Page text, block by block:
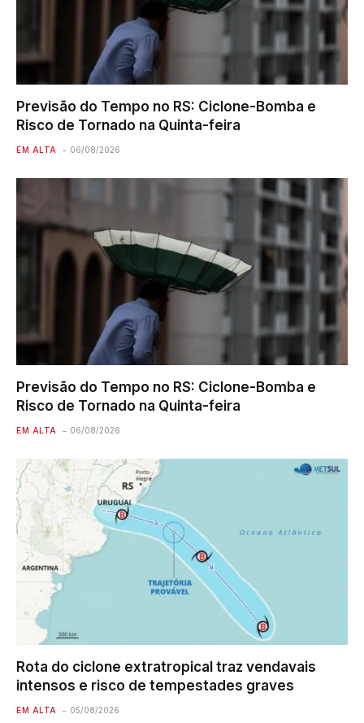
Previsão do Tempo no RS: Ciclone-Bomba e
Risco de Tornado na Quinta-feira
EM ALTA 06/08/2026
Previsão do Tempo no RS: Ciclone-Bomba e
Risco de Tornado na Quinta-feira
EM ALTA 06/08/2026
Rota do ciclone extratropical traz vendavais
intensos e risco de tempestades graves
EM ALTA 05/08/2026